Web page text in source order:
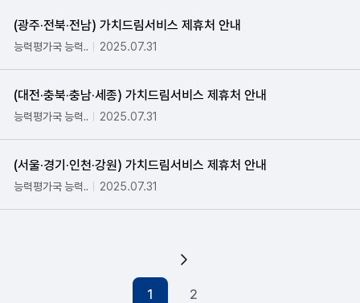
(광주·전북·전남) 가치드림서비스 제휴처 안내
능력평가국 능력.. 2025.07.31
(대전·충북·충남·세종) 가치드림서비스 제휴처 안내
능력평가국 능력.. 2025.07.31
(서울·경기·인천·강원) 가치드림서비스 제휴처 안내
능력평가국 능력.. 2025.07.31
1 2